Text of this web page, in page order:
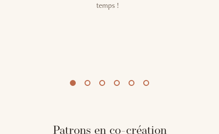
temps !
Patrons en co-création